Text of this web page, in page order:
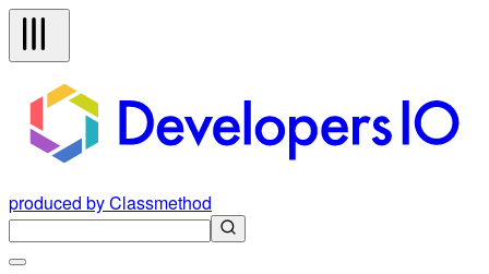
produced by Classmethod